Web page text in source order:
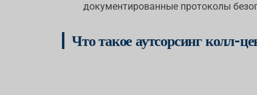
документированные протоколы
Что такое аутсорсинг колл-